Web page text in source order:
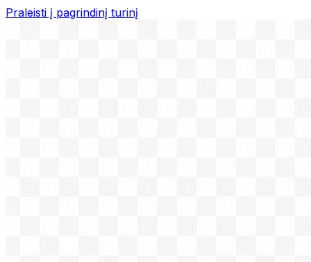
Praleisti į pagrindinį turinį